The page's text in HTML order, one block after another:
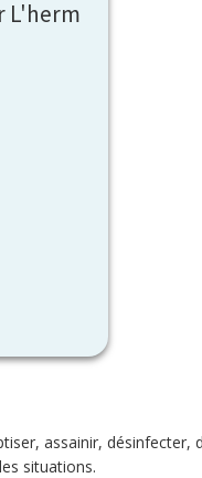
L'herm
assainir, désinfecter,
situations.